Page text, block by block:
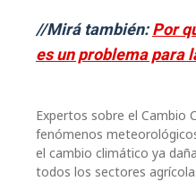
//Mirá también:Por
es un problema para
Expertos sobre el Cambio
fenómenos
el cambio climático ya
todos los sectores